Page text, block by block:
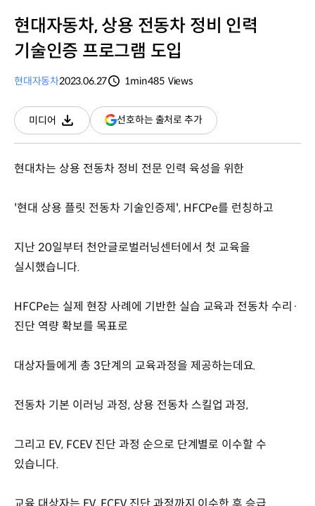
현대자동차, 상용 전동차 정비 인력
기술인증 프로그램 도입
현대자동차2023.06.27
1min485 Views
미디어
다운로드
선호하는 출처로 추가(새
창
현대차는 상용 전동차 정비 전문 인력 육성을 위한
'현대 상용 플릿 전동차 기술인증제', HFCPe를 런칭하고
지난 20일부터 천안글로벌러닝센터에서 첫 교육을
실시했습니다.
HFCPe는 실제 현장 사례에 기반한 실습 교육과 전동차 수리·
진단 역량 확보를 목표로
대상자들에게 총 3단계의 교육과정을 제공하는데요.
전동차 기본 이러닝 과정, 상용 전동차 스킬업 과정,
그리고 EV, FCEV 진단 과정 순으로 단계별로 이수할 수
있습니다.